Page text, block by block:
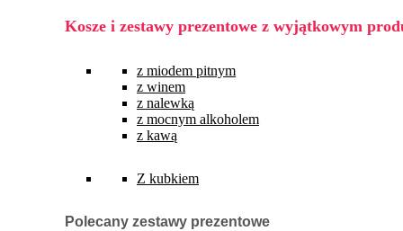
Kosze i zestawy prezentowe z wyjątkowym
z miodem pitnym
z winem
z nalewką
z mocnym alkoholem
z kawą
Z kubkiem
Polecany zestawy prezentowe